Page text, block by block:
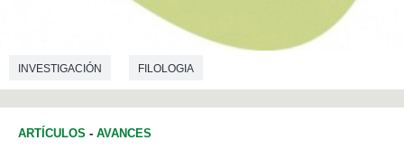
INVESTIGACIÓN FILOLOGIA
CIENCIAS DE LA COMUNICACIÓN
ARTÍCULOS - AVANCES